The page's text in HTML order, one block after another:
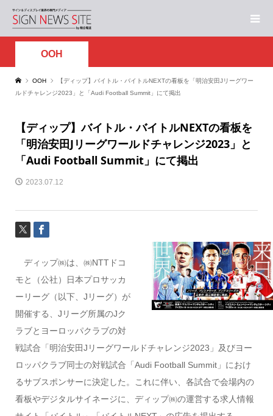
OOH
OOH
【ディップ】バイトル・バイトルNEXTの看板を「明治安田Jリーグワー
ルドチャレンジ2023」と「Audi Football Summit」にて掲出
【ディップ】バイトル・バイトルNEXTの看板を
「明治安田Jリーグワールドチャレンジ2023」と
「Audi Football Summit」にて掲出
2023.07.12
ディップ㈱は、㈱NTTドコ
モと（公社）日本プロサッカ
ーリーグ（以下、Jリーグ）が
開催する、Jリーグ所属のJク
ラブとヨーロッパクラブの対
戦試合「明治安田Jリーグワールドチャレンジ2023」及びヨー
ロッパクラブ同士の対戦試合「Audi Football Summit」におけ
るサブスポンサーに決定した。これに伴い、各試合で会場内の
看板やデジタルサイネージに、ディップ㈱の運営する求人情報